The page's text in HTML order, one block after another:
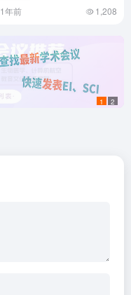
1年前 1,208
1 2